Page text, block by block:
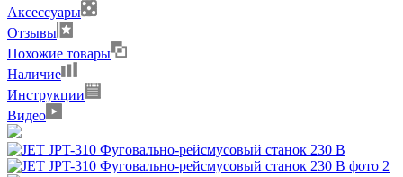
Аксессуары
Отзывы
Похожие товары
Наличие
Инструкции
Видео